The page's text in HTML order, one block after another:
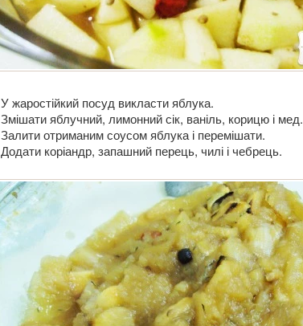
У жаростійкий посуд викласти яблука.
Змішати яблучний, лимонний сік, ваніль, корицю і мед.
Залити отриманим соусом яблука і перемішати.
Додати коріандр, запашний перець, чилі і чебрець.